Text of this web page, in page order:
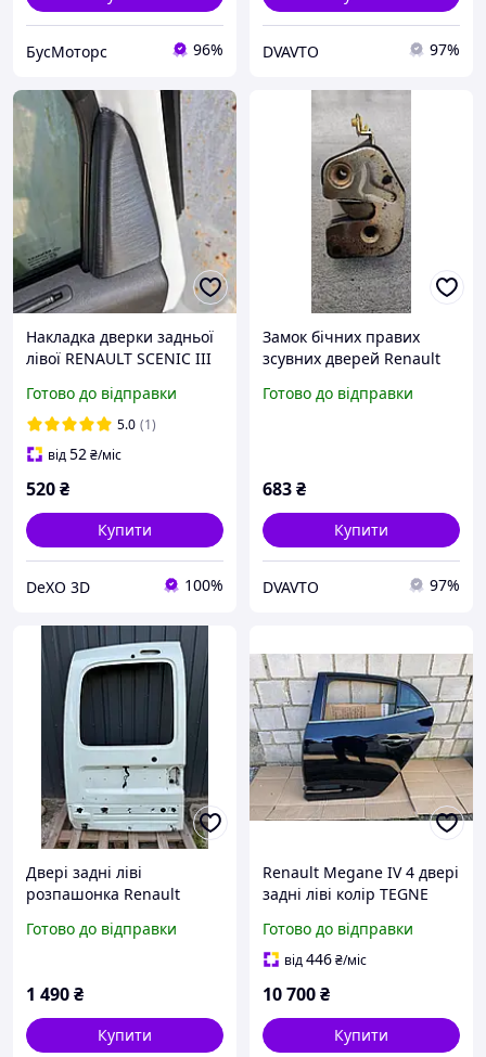
БусМоторс 96% DVAVTO 97%
Накладка дверки задньої
лівої RENAULT SCENIC III
Готово до відправки
5.0 (1)
від52₴/міс
520₴
Купити
DeXO 3D 100%
Замок бічних правих
зсувних дверей Renault
Готово до відправки
683₴
Купити
DVAVTO 97%
Двері задні ліві
розпашонка Renault
Готово до відправки
1 490₴
Купити
Renault Megane IV 4 двері
задні ліві колір TEGNE
Готово до відправки
від446₴/міс
10 700₴
Купити